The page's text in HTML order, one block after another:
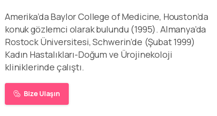
Amerika’da Baylor College of Medicine, Houston’da
konuk gözlemci olarak bulundu (1995). Almanya’da
Rostock Üniversitesi, Schwerin’de (Şubat 1999)
Kadın Hastalıkları-Doğum ve Ürojinekoloji
kliniklerinde çalıştı.
Bize Ulaşın